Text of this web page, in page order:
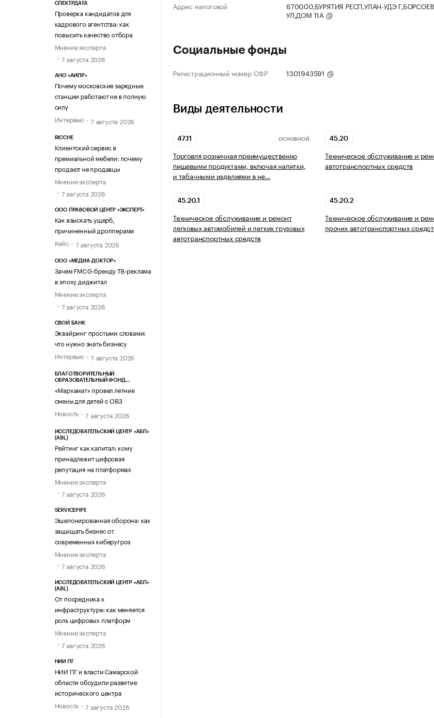
СПЕКТРДАТА
Проверка кандидатов для
кадрового агентства: как
повысить качество отбора
Мнение эксперта
7 августа 2026
АНО «АИПР»
Почему московские зарядные
станции работают не в полную
силу
Интервью
7 августа 2026
RICCHE
Клиентский сервис в
премиальной мебели: почему
продают не продавцы
Мнение эксперта
7 августа 2026
ООО ПРАВОВОЙ ЦЕНТР «ЭКСПЕРТ»
Как взыскать ущерб,
причиненный дропперами
Кейс
7 августа 2026
ООО «МЕДИА-ДОКТОР»
Зачем FMCG-бренду ТВ-реклама
в эпоху диджитал
Мнение эксперта
7 августа 2026
СВОЙ БАНК
Эквайринг простыми словами:
что нужно знать бизнесу
Интервью
7 августа 2026
БЛАГОТВОРИТЕЛЬНЫЙ
ОБРАЗОВАТЕЛЬНЫЙ ФОНД
«Мархамат» провел летние
смены для детей с ОВЗ
Новость
7 августа 2026
ИССЛЕДОВАТЕЛЬСКИЙ ЦЕНТР «АБП»
(ABL)
Рейтинг как капитал: кому
принадлежит цифровая
репутация на платформах
Мнение эксперта
7 августа 2026
SERVICEPIPE
Эшелонированная оборона: как
защищать бизнес от
современных киберугроз
Мнение эксперта
7 августа 2026
ИССЛЕДОВАТЕЛЬСКИЙ ЦЕНТР «АБП»
(ABL)
От посредника к
инфраструктуре: как меняется
роль цифровых платформ
Мнение эксперта
7 августа 2026
НИИ ПГ
НИИ ПГ и власти Самарской
области обсудили развитие
исторического центра
Новость
7 августа 2026
Адрес налоговой
670000,БУРЯТИЯ РЕСП,УЛАН-УДЭ
УЛ,ДОМ 11А
Социальные фонды
Регистрационный номер СФР 1301943591
Виды деятельности
47.11 ОСНОВНОЙ
Торговля розничная преимущественно
пищевыми продуктами, включая напитки,
и табачными изделиями в не…
45.20
Техническое обслуживание и
автотранспортных средств
45.20.1
Техническое обслуживание и ремонт
легковых автомобилей и легких грузовых
автотранспортных средств
45.20.2
Техническое обслуживание и
прочих автотранспортных